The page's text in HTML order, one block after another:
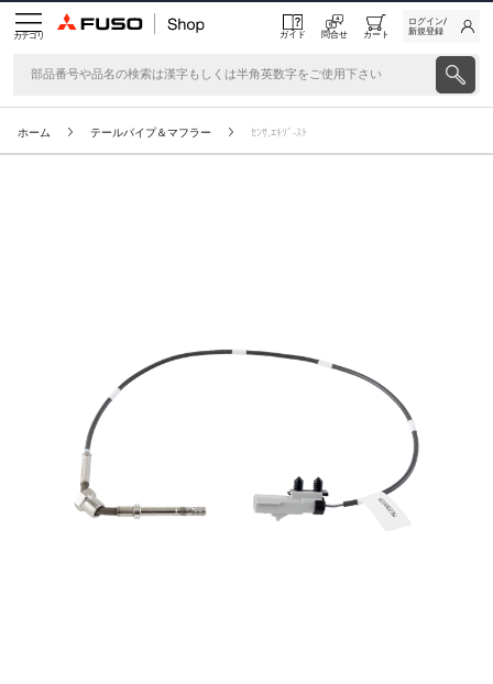
カテゴリ ガイド 問合せ カート
ログイン/
新規登録
ホーム テールパイプ＆マフラー ｾﾝｻ,ｴｷｿﾞ-ｽﾄ